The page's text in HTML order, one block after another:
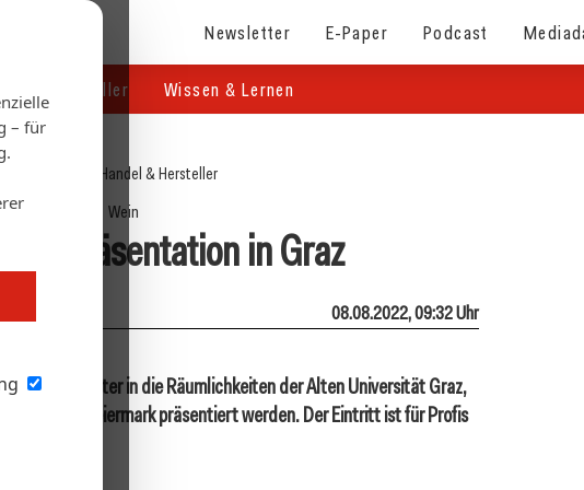
– für
Newsletter E-Paper Podcast
& Hersteller Wissen & Lernen
Handel & Hersteller
Wein
in Graz
08.08.2022, 09:32 Uhr
Weingüter in die Räumlichkeiten der Alten Universität Graz,
der Steiermark präsentiert werden. Der Eintritt ist für Profis